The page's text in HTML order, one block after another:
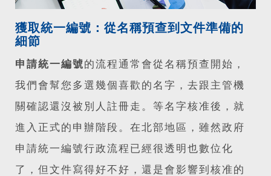
獲取統一編號：從名稱預查到文件準備的
細節
申請統一編號的流程通常會從名稱預查開始，
我們會幫您多選幾個喜歡的名字，去跟主管機
關確認還沒被別人註冊走。等名字核准後，就
進入正式的申辦階段。在北部地區，雖然政府
申請統一編號行政流程已經很透明也數位化
了，但文件寫得好不好，還是會影響到核准的